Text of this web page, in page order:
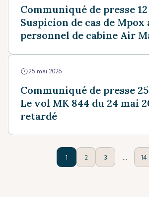
Communiqué de presse
Suspicion de cas de Mpox
personnel de cabine Air
25 mai 2026
Communiqué de presse
Le vol MK 844 du 24 mai
retardé
1 2 3 14